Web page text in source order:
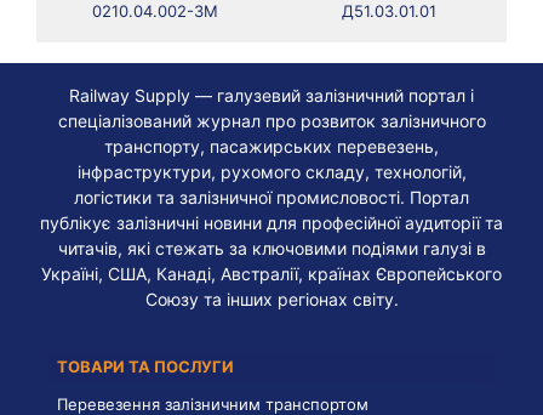
0210.04.002-3М
Д51.03.01.01
Railway Supply — галузевий залізничний портал і
спеціалізований журнал про розвиток залізничного
транспорту, пасажирських перевезень,
інфраструктури, рухомого складу, технологій,
логістики та залізничної промисловості. Портал
публікує залізничні новини для професійної аудиторії та
читачів, які стежать за ключовими подіями галузі в
Україні, США, Канаді, Австралії, країнах Європейського
Союзу та інших регіонах світу.
ТОВАРИ ТА ПОСЛУГИ
Перевезення залізничним транспортом